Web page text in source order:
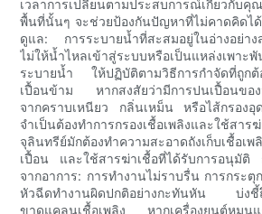
เวลาการเปลี่ยนตามประสบการณ์เกี่ยวกับคุ
พื้นที่นั้นๆ จะช่วยป้องกันปัญหาที่ไม่คาดคิดได้
ดูแล: การระบายน้ำที่สะสมอยู่ในอ่างอย่าง
ไม่ให้น้ำไหลเข้าสู่ระบบหรือเป็นแหล่งเพา
ระบายน้ำ ให้ปฏิบัติตามวิธีการกำจัดที่ถูกต้
เปื้อนข้าม หากสงสัยว่ามีการปนเปื้อนของ
จากคราบเหนียว กลิ่นเหม็น หรือไส้กรองอุ
จำเป็นต้องทำการกรองเชื้อเพลิงและใช้สา
จุลินทรีย์มักต้องทำความสะอาดถังเก็บเชื้อเพ
เปื้อน และใช้สารฆ่าเชื้อที่ได้รับการอนุมัติ
จากอาการ: การทำงานไม่ราบรื่น การกระ
หัวฉีดทำงานผิดปกติอย่างกะทันหัน บ่งชี้ถึ
ขาดแคลนเชื้อเพลิง หากเครื่องยนต์หมุน